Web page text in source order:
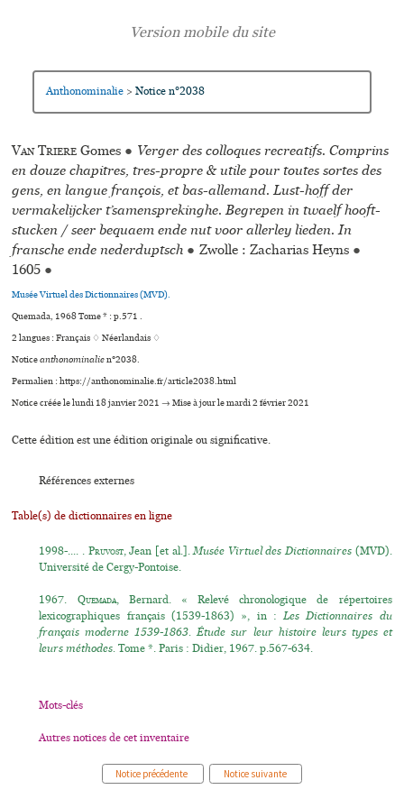
Anthonominalie > Notice n°2038
Van Triere Gomes ● Verger des colloques recreatifs. Comprins
en douze chapitres, tres-propre & utile pour toutes sortes des
gens, en langue françois, et bas-allemand. Lust-hoff der
vermakelijcker t’samensprekinghe. Begrepen in twaelf hooft-
stucken / seer bequaem ende nut voor allerley lieden. In
fransche ende nederduptsch ● Zwolle : Zacharias Heyns ●
1605 ●
Musée Virtuel des Dictionnaires (MVD).
Quemada, 1968 Tome * : p.571 .
2 langues :Français ♢Néerlandais ♢
Noticeanthonominalien°2038.
Permalien : https://anthonominalie.fr/article2038.html
Notice créée le lundi 18 janvier 2021 → Mise à jour le mardi 2 février 2021
Cette édition est une édition originale ou significative.
Références externes
Table(s) de dictionnaires en ligne
1998-.... . Pruvost, Jean [et al.].Musée Virtuel des Dictionnaires(MVD).
Université de Cergy-Pontoise.
1967. Quemada, Bernard. « Relevé chronologique de répertoires
lexicographiques français (1539-1863) », in :Les Dictionnaires du
français moderne 1539-1863. Étude sur leur histoire leurs types et
leurs méthodes. Tome *. Paris : Didier, 1967. p.567-634.
Mots-clés
Autres notices de cet inventaire
Notice précédente Notice suivante